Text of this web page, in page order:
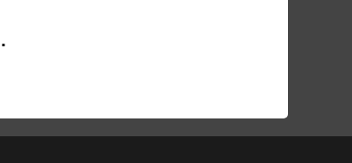
.